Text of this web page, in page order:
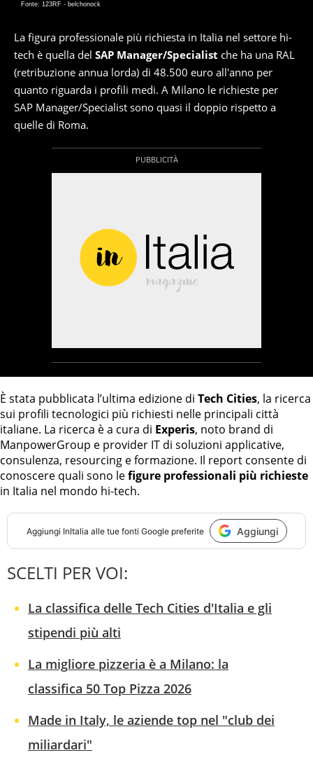
Fonte: 123RF - belchonock
La figura professionale più richiesta in Italia nel settore hi-
tech è quella del SAP Manager/Specialist che ha una RAL
(retribuzione annua lorda) di 48.500 euro all'anno per
quanto riguarda i profili medi. A Milano le richieste per
SAP Manager/Specialist sono quasi il doppio rispetto a
quelle di Roma.
È stata pubblicata l’ultima edizione di Tech Cities, la ricerca
sui profili tecnologici più richiesti nelle principali città
italiane. La ricerca è a cura di Experis, noto brand di
ManpowerGroup e provider IT di soluzioni applicative,
consulenza, resourcing e formazione. Il report consente di
conoscere quali sono lefigure professionali più richieste
in Italia nel mondo hi-tech.
Aggiungi InItalia alle tue fonti Google preferite Aggiungi
SCELTI PER VOI:
La classifica delle Tech Cities d'Italia e gli
stipendi più alti
La migliore pizzeria è a Milano: la
classifica 50 Top Pizza 2026
Made in Italy, le aziende top nel "club dei
miliardari"